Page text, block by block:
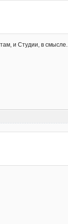
и Студии, в смысле.